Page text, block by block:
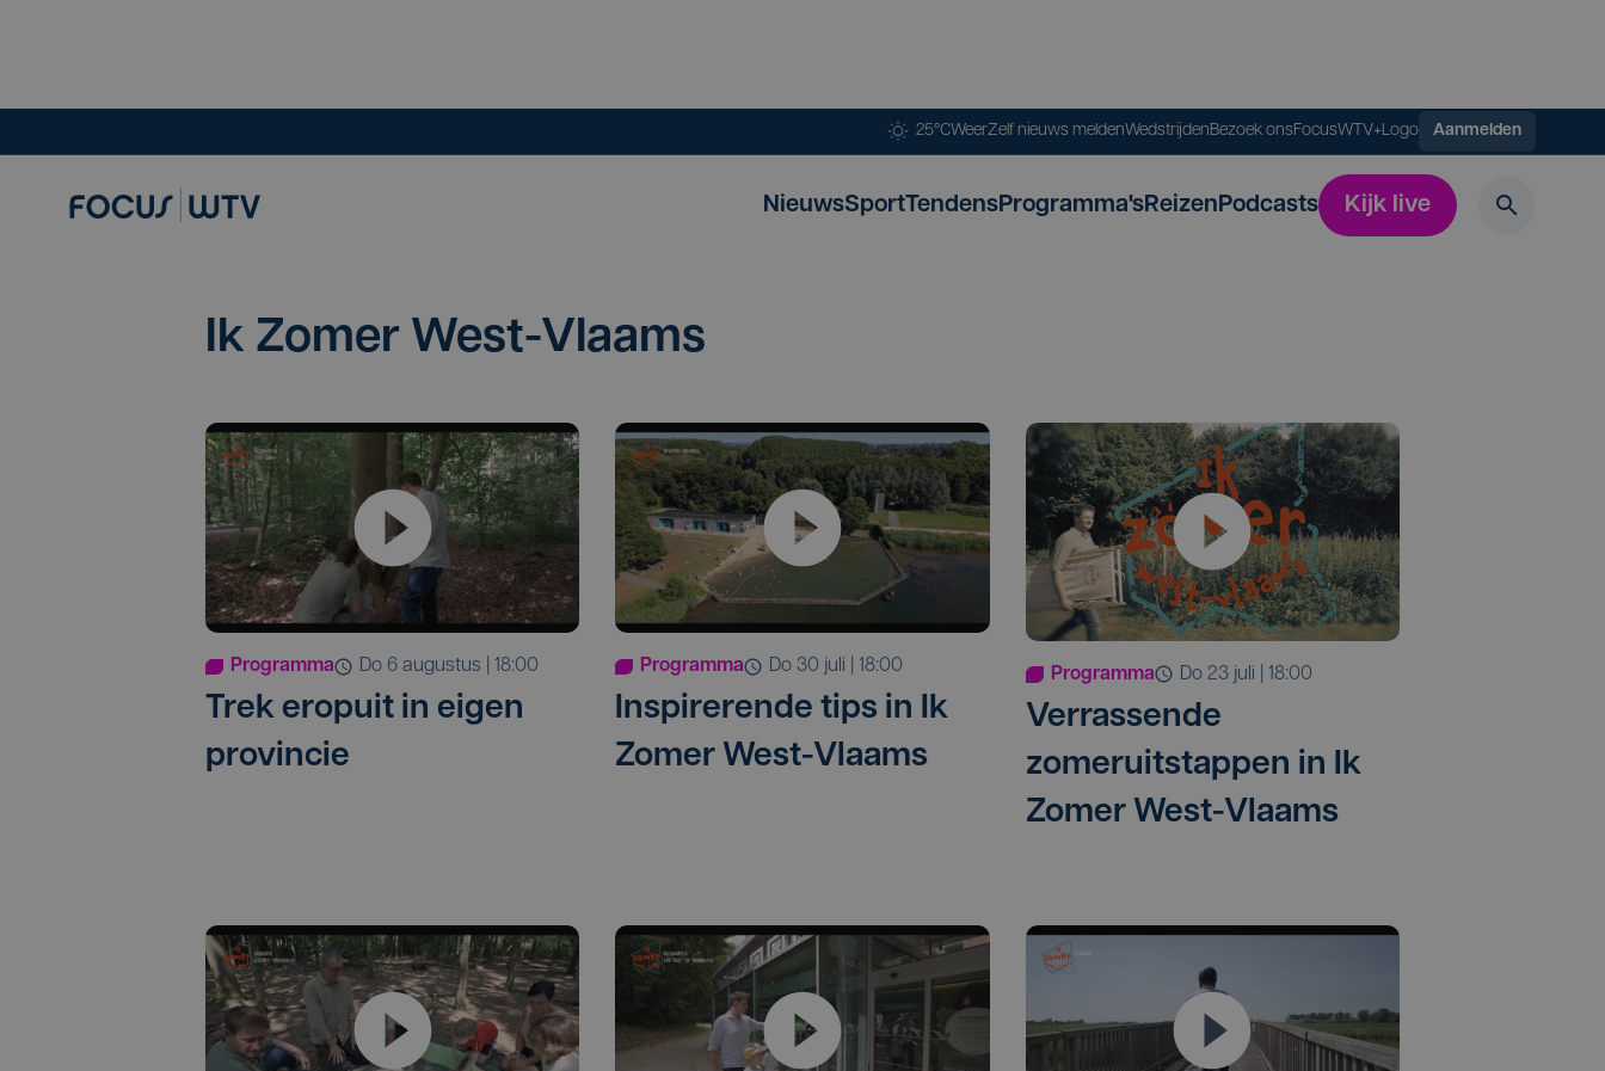
25°CWeerZelf nieuws meldenWedstrijdenBezoek onsFocusWTV+Logo Aanmelden
NieuwsSportTendensProgramma'sReizenPodcasts Kijk live
Ik Zomer West-Vlaams
Programma do 6 augustus | 18:00
Trek eropuit in eigen
provincie
Programma do 30 juli | 18:00
Inspirerende tips in Ik
Zomer West-Vlaams
Programma do 23 juli | 18:00
Verrassende
zomeruitstappen in Ik
Zomer West-Vlaams